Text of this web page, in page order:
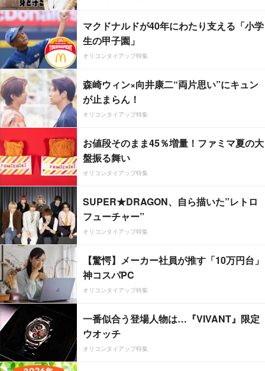
マクドナルドが40年にわたり支える「小学
生の甲子園」
オリコンタイアップ特集
森崎ウィン×向井康二“両片思い”にキュン
が止まらん！
オリコンタイアップ特集
お値段そのまま45％増量！ファミマ夏の大
盤振る舞い
オリコンタイアップ特集
SUPER★DRAGON、自ら描いた”レトロ
フューチャー”
オリコンタイアップ特集
【驚愕】メーカー社員が推す「10万円台」
神コスパPC
オリコンタイアップ特集
一番似合う登場人物は…『VIVANT』限定
ウオッチ
オリコンタイアップ特集